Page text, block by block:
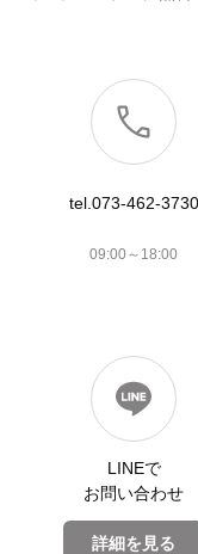
tel.073-462-3730
09:00～18:00
LINEで
お問い合わせ
詳細を見る